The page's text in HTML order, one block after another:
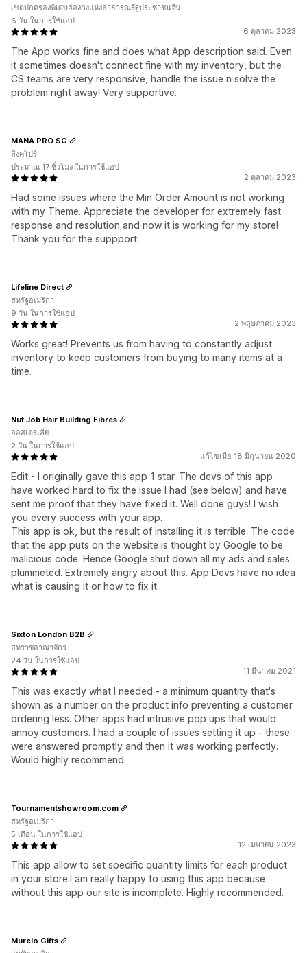
6 ตุลาคม 2023
The App works fine and does what App description said. Even
it sometimes doesn't connect fine with my inventory, but the
CS teams are very responsive, handle the issue n solve the
problem right away! Very supportive.
เขตปกครองพิเศษฮ่องกงแห่งสาธารณรัฐประชาชนจีน
6 วัน ในการใช้แอป
2 ตุลาคม 2023
Had some issues where the Min Order Amount is not working
with my Theme. Appreciate the developer for extremely fast
response and resolution and now it is working for my store!
Thank you for the suppport.
MANA PRO SG
สิงคโปร์
ประมาณ 17 ชั่วโมง ในการใช้แอป
2 พฤษภาคม 2023
Works great! Prevents us from having to constantly adjust
inventory to keep customers from buying to many items at a
time.
Lifeline Direct
สหรัฐอเมริกา
9 วัน ในการใช้แอป
แก้ไขเมื่อ 18 มิถุนายน 2020
Edit - I originally gave this app 1 star. The devs of this app
have worked hard to fix the issue I had (see below) and have
sent me proof that they have fixed it. Well done guys! I wish
you every success with your app.
This app is ok, but the result of installing it is terrible. The code
that the app puts on the website is thought by Google to be
malicious code. Hence Google shut down all my ads and sales
plummeted. Extremely angry about this. App Devs have no idea
what is causing it or how to fix it.
Nut Job Hair Building Fibres
ออสเตรเลีย
2 วัน ในการใช้แอป
11 มีนาคม 2021
This was exactly what I needed - a minimum quantity that's
shown as a number on the product info preventing a customer
ordering less. Other apps had intrusive pop ups that would
annoy customers. I had a couple of issues setting it up - these
were answered promptly and then it was working perfectly.
Would highly recommend.
Sixton London B2B
สหราชอาณาจักร
24 วัน ในการใช้แอป
12 เมษายน 2023
This app allow to set specific quantity limits for each product
in your store.I am really happy to using this app because
without this app our site is incomplete. Highly recommended.
Tournamentshowroom.com
สหรัฐอเมริกา
5 เดือน ในการใช้แอป
Murelo Gifts